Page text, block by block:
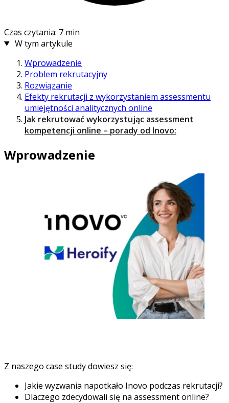
Czas czytania: 7 min
W tym artykule
Wprowadzenie
Problem rekrutacyjny
Rozwiązanie
Efekty rekrutacji z wykorzystaniem assessmentu
umiejętności analitycznych online
Jak rekrutować wykorzystując assessment
kompetencji online – porady od Inovo:
Wprowadzenie
Z naszego case study dowiesz się:
Jakie wyzwania napotkało Inovo podczas rekrutacji?
Dlaczego zdecydowali się na assessment online?